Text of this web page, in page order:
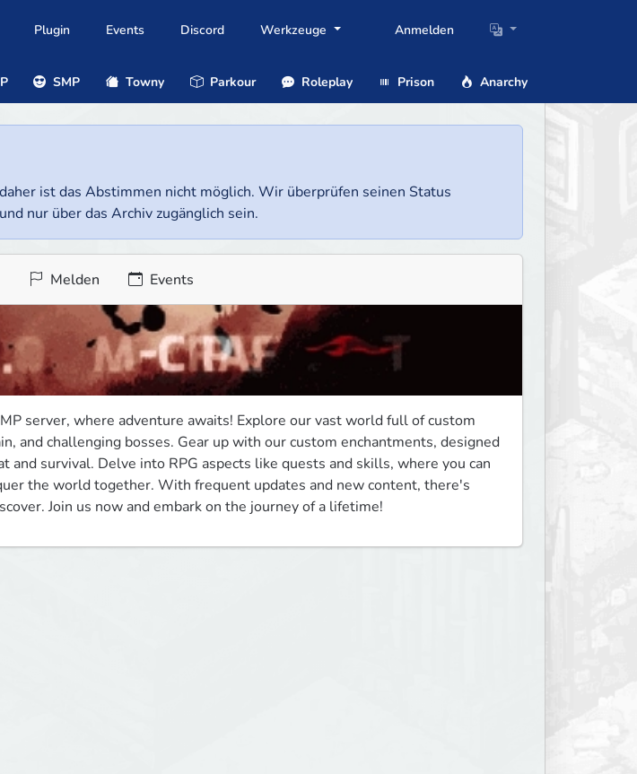
Plugin Events Discord Werkzeuge Anmelden
SMP Towny Parkour Roleplay Prison Anarchy
ist das Abstimmen nicht möglich. Wir überprüfen seinen Status
nur über das Archiv zugänglich sein.
Melden Events
server, where adventure awaits! Explore our vast world full of custom
and challenging bosses. Gear up with our custom enchantments, designed
and survival. Delve into RPG aspects like quests and skills, where you can
the world together. With frequent updates and new content, there's
Join us now and embark on the journey of a lifetime!